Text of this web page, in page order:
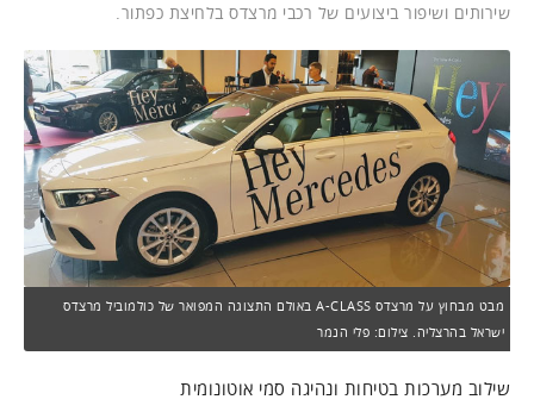
שירותים ושיפור ביצועים של רכבי מרצדס בלחיצת כפתור.
מבט מבחוץ על מרצדס A-CLASS באולם התצוגה המפואר של כולמוביל מרצדס
ישראל בהרצליה. צילום: פלי הנמר
שילוב מערכות בטיחות ונהיגה סמי אוטונומית